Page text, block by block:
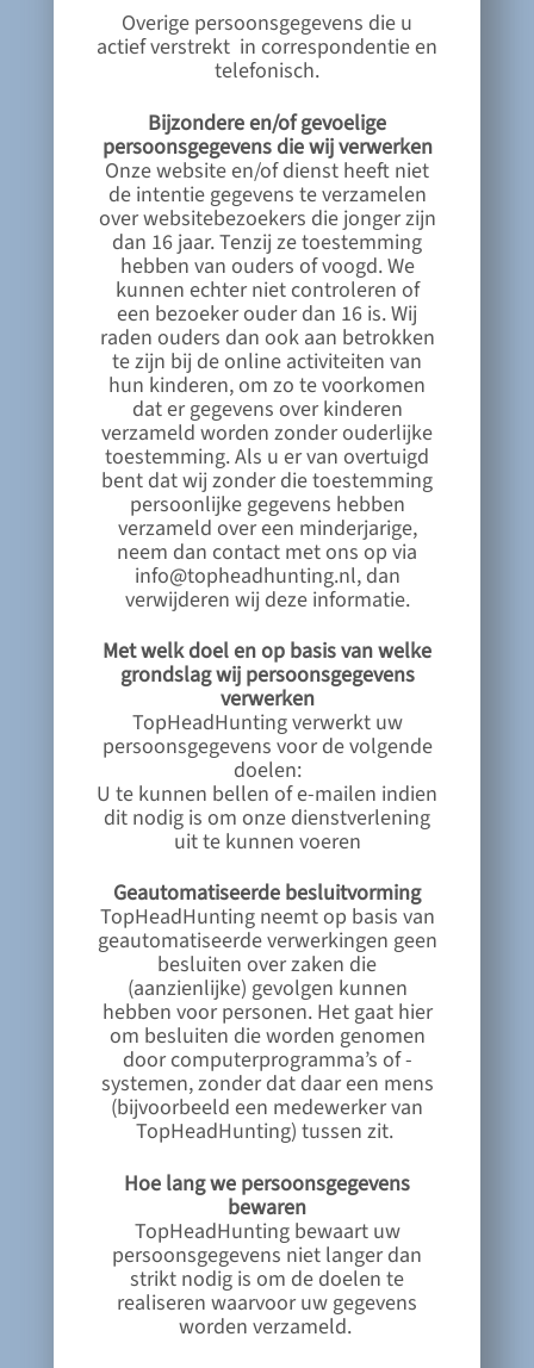
Overige persoonsgegevens die u
actief verstrekt in correspondentie en
telefonisch.
Bijzondere en/of gevoelige
persoonsgegevens die wij verwerken
Onze website en/of dienst heeft niet
de intentie gegevens te verzamelen
over websitebezoekers die jonger zijn
dan 16 jaar. Tenzij ze toestemming
hebben van ouders of voogd. We
kunnen echter niet controleren of
een bezoeker ouder dan 16 is. Wij
raden ouders dan ook aan betrokken
te zijn bij de online activiteiten van
hun kinderen, om zo te voorkomen
dat er gegevens over kinderen
verzameld worden zonder ouderlijke
toestemming. Als u er van overtuigd
bent dat wij zonder die toestemming
persoonlijke gegevens hebben
verzameld over een minderjarige,
neem dan contact met ons op via
info@topheadhunting.nl, dan
verwijderen wij deze informatie.
Met welk doel en op basis van welke
grondslag wij persoonsgegevens
verwerken
TopHeadHunting verwerkt uw
persoonsgegevens voor de volgende
doelen:
U te kunnen bellen of e-mailen indien
dit nodig is om onze dienstverlening
uit te kunnen voeren
Geautomatiseerde besluitvorming
TopHeadHunting neemt op basis van
geautomatiseerde verwerkingen geen
besluiten over zaken die
(aanzienlijke) gevolgen kunnen
hebben voor personen. Het gaat hier
om besluiten die worden genomen
door computerprogramma’s of -
systemen, zonder dat daar een mens
(bijvoorbeeld een medewerker van
TopHeadHunting) tussen zit.
Hoe lang we persoonsgegevens
bewaren
TopHeadHunting bewaart uw
persoonsgegevens niet langer dan
strikt nodig is om de doelen te
realiseren waarvoor uw gegevens
worden verzameld.